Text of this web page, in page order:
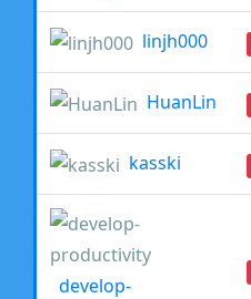
linjh000
HuanLin
kasski
develop-